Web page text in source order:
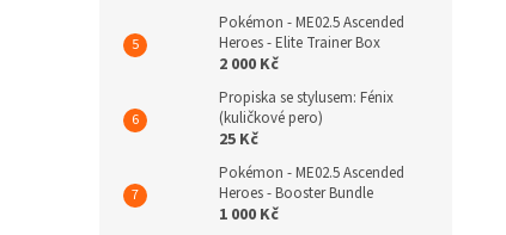
Pokémon - ME02.5 Ascended
Heroes - Elite Trainer Box
2 000 Kč
Propiska se stylusem: Fénix
(kuličkové pero)
25 Kč
Pokémon - ME02.5 Ascended
Heroes - Booster Bundle
1 000 Kč